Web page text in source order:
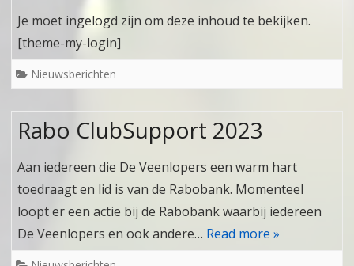
Je moet ingelogd zijn om deze inhoud te bekijken.
[theme-my-login]
Nieuwsberichten
Rabo ClubSupport 2023
Aan iedereen die De Veenlopers een warm hart
toedraagt en lid is van de Rabobank. Momenteel
loopt er een actie bij de Rabobank waarbij iedereen
De Veenlopers en ook andere… Read more »